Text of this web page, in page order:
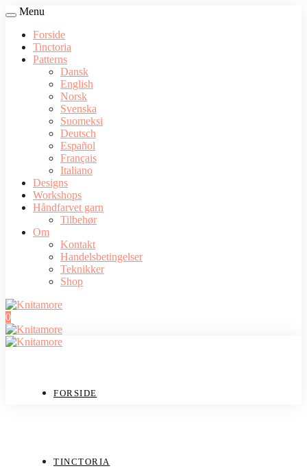
Menu
Forside
Tinctoria
Patterns
Dansk
English
Norsk
Svenska
Suomeksi
Deutsch
Español
Français
Italiano
Designs
Workshops
Håndfarvet garn
Tilbehør
Om
Kontakt
Handelsbetingelser
Teknikker
Shop
0
FORSIDE
TINCTORIA